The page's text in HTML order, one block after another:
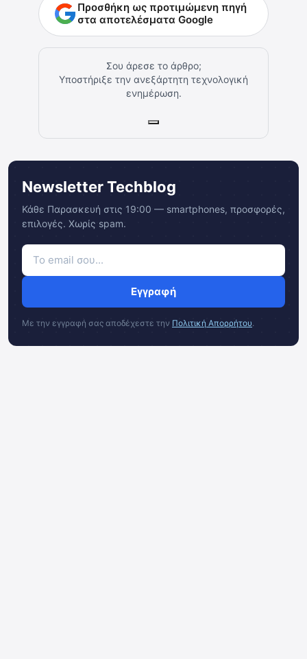
Προσθήκη ως προτιμώμενη πηγή
στα αποτελέσματα Google
Σου άρεσε το άρθρο;
Υποστήριξε την ανεξάρτητη τεχνολογική
ενημέρωση.
Newsletter Techblog
Κάθε Παρασκευή στις 19:00 — smartphones, προσφορές,
επιλογές. Χωρίς spam.
Εγγραφή
Με την εγγραφή σας αποδέχεστε την Πολιτική Απορρήτου.